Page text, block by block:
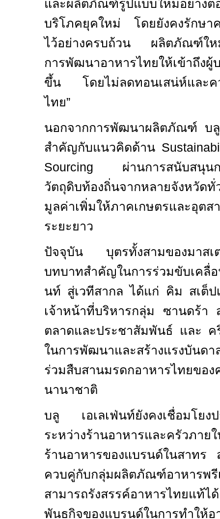
และผลิตภัณฑ์รูปแบบใหม่อย่างต่
บริโภคยุคใหม่ โดยยังคงรักษา
ไว้อย่างครบถ้วน ผลิตภัณฑ์ให
การพัฒนาอาหารไทยให้เข้าถึงผู้
ขึ้น โดยไม่ลดทอนเสน่ห์และค
ไทย”
นอกจากการพัฒนาผลิตภัณฑ์ บลู
สำคัญกับแนวคิดด้าน
Sourcing ผ่านการสนับสนุน
วัตถุดิบท้องถิ่นจากหลายจังหวั
มูลค่าเพิ่มให้ภาคเกษตรและอุตส
ระยะยาว
ปัจจุบัน บุตรทั้งสามของมาส
บทบาทสำคัญในการร่วมขับเคลื่
นท์ สู่เวทีสากล ได้แก่ คิม สเต็ป
เจ้าหน้าที่บริหารกลุ่ม ซานดร้า
ตลาดและประชาสัมพันธ์ และ
ในการพัฒนาและสร้างแรงบันด
ร่วมสืบสานมรดกอาหารไทยของ
นานาชาติ
บลู เอเลเฟ่นท์ยังคงเชื่อมโยง
ระหว่างร้านอาหารและครัวภา
ร้านอาหารของแบรนด์ในสาท
ควบคู่กับกลุ่มผลิตภัณฑ์อาหารพรี
สามารถรังสรรค์อาหารไทยแท้
พันธกิจของแบรนด์ในการทำให้อ